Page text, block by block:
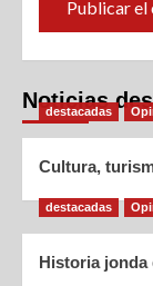
Noticias
destacadas
Cultura,
destacadas
Historia